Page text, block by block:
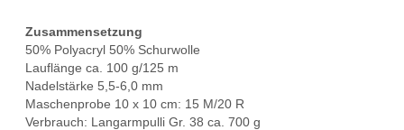
Zusammensetzung
50% Polyacryl 50% Schurwolle
Lauflänge ca. 100 g/125 m
Nadelstärke 5,5-6,0 mm
Maschenprobe 10 x 10 cm: 15 M/20 R
Verbrauch: Langarmpulli Gr. 38 ca. 700 g